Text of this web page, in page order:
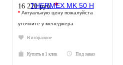
16 220 руб.*
* Актуальную цену пожалуйста
уточните у менеджера
В избранное
Купить в 1 клик Под заказ